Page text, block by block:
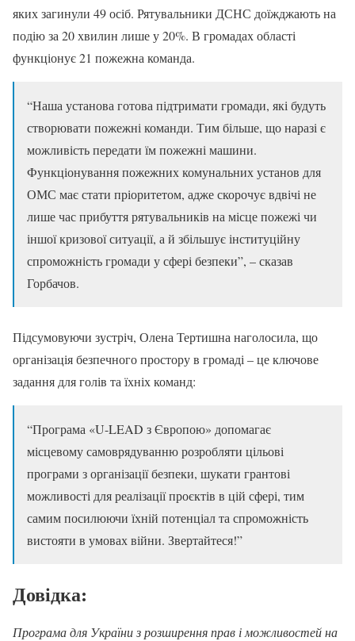
яких загинули 49 осіб. Рятувальники ДСНС доїжджають на
подію за 20 хвилин лише у 20%. В громадах області
функціонує 21 пожежна команда.
“Наша установа готова підтримати громади, які будуть
створювати пожежні команди. Тим більше, що наразі є
можливість передати їм пожежні машини.
Функціонування пожежних комунальних установ для
ОМС має стати пріоритетом, адже скорочує вдвічі не
лише час прибуття рятувальників на місце пожежі чи
іншої кризової ситуації, а й збільшує інституційну
спроможність громади у сфері безпеки”, – сказав
Горбачов.
Підсумовуючи зустріч, Олена Тертишна наголосила, що
організація безпечного простору в громаді – це ключове
задання для голів та їхніх команд:
“Програма «U-LEAD з Європою» допомагає
місцевому самоврядуванню розробляти цільові
програми з організації безпеки, шукати грантові
можливості для реалізації проєктів в цій сфері, тим
самим посилюючи їхній потенціал та спроможність
вистояти в умовах війни. Звертайтеся!”
Довідка:
Програма для України з розширення прав і можливостей на